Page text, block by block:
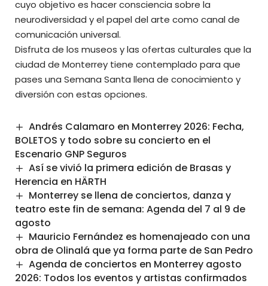
cuyo objetivo es hacer consciencia sobre la
neurodiversidad y el papel del arte como canal de
comunicación universal.
Disfruta de los museos y las ofertas culturales que la
ciudad de Monterrey tiene contemplado para que
pases una Semana Santa llena de conocimiento y
diversión con estas opciones.
Andrés Calamaro en Monterrey 2026: Fecha,
BOLETOS y todo sobre su concierto en el
Escenario GNP Seguros
Así se vivió la primera edición de Brasas y
Herencia en HÄRTH
Monterrey se llena de conciertos, danza y
teatro este fin de semana: Agenda del 7 al 9 de
agosto
Mauricio Fernández es homenajeado con una
obra de Olinalá que ya forma parte de San Pedro
Agenda de conciertos en Monterrey agosto
2026: Todos los eventos y artistas confirmados